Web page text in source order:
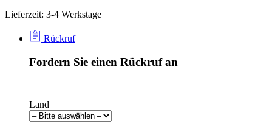
Lieferzeit: 3-4 Werkstage
Rückruf
Fordern Sie einen Rückruf an
Land